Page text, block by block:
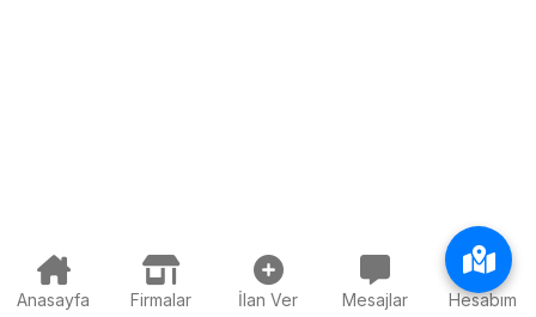
Anasayfa Firmalar İlan Ver Mesajlar Hesabım